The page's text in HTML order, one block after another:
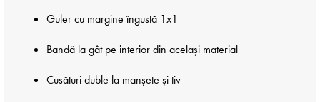
Guler cu margine îngustă 1x1
Bandă la gât pe interior din același material
Cusături duble la manșete și tiv